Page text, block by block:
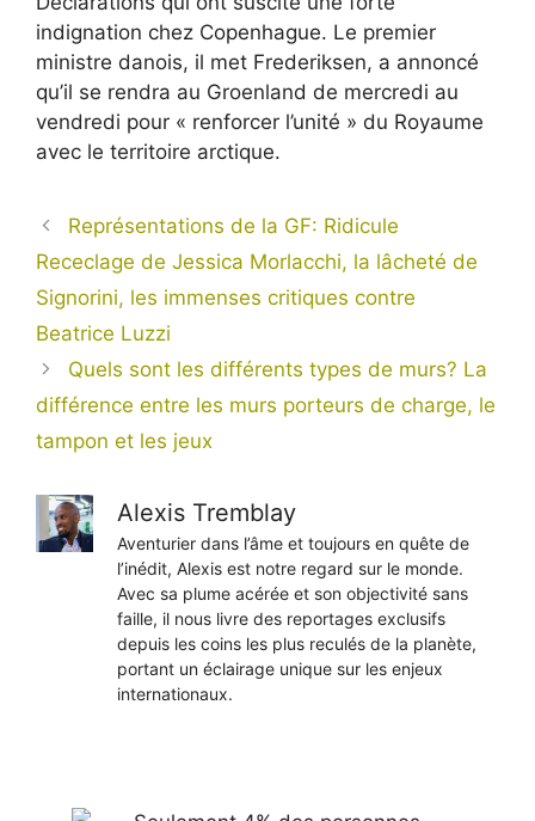
indignation chez Copenhague. Le premier
ministre danois, il met Frederiksen, a annoncé
qu’il se rendra au Groenland de mercredi au
vendredi pour « renforcer l’unité » du Royaume
avec le territoire arctique.
Représentations de la GF: Ridicule
Receclage de Jessica Morlacchi, la lâcheté de
Signorini, les immenses critiques contre
Beatrice Luzzi
Quels sont les différents types de murs? La
différence entre les murs porteurs de charge, le
tampon et les jeux
Alexis Tremblay
Aventurier dans l’âme et toujours en quête de
l’inédit, Alexis est notre regard sur le monde.
Avec sa plume acérée et son objectivité sans
faille, il nous livre des reportages exclusifs
depuis les coins les plus reculés de la planète,
portant un éclairage unique sur les enjeux
internationaux.